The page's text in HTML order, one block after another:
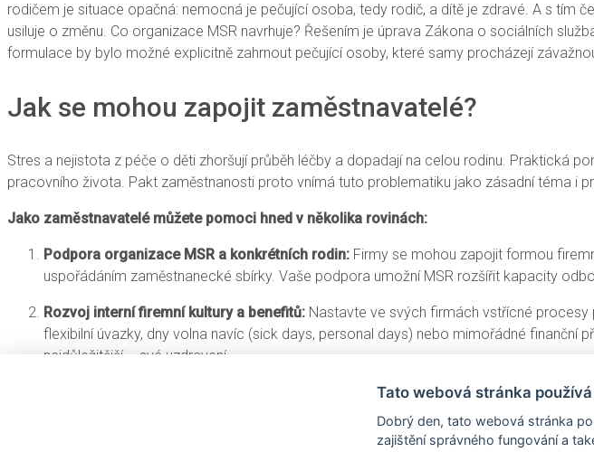
rodičem je situace opačná: nemocná je pečující osoba, tedy rodič, a dítě je zdravé. A s tím
usiluje o změnu. Co organizace MSR navrhuje? Řešením je úprava Zákona o sociálních
formulace by bylo možné explicitně zahrnout pečující osoby, které samy procházejí
Jak se mohou zapojit zaměstnavatelé?
Stres a nejistota z péče o děti zhoršují průběh léčby a dopadají na celou rodinu. Praktická
pracovního života. Pakt zaměstnanosti proto vnímá tuto problematiku jako zásadní téma i
Jako zaměstnavatelé můžete pomoci hned v několika rovinách:
Podpora organizace MSR a konkrétních rodin: Firmy se mohou zapojit formou
uspořádáním zaměstnanecké sbírky. Vaše podpora umožní MSR rozšířit kapacity
Rozvoj interní firemní kultury a benefitů: Nastavte ve svých firmách vstřícné
flexibilní úvazky, dny volna navíc (sick days, personal days) nebo mimořádné finanční
nejdůležitější – své uzdravení.
Pomozte šířit povědomí o této problematice. Sdílejte
sociálních sítích. Podpořte veřejně snahu o úpravu zákona, která pomůže systémově
Tato webová stránka
Dobrý den, tato webová stránka
zajištění správného fungování a